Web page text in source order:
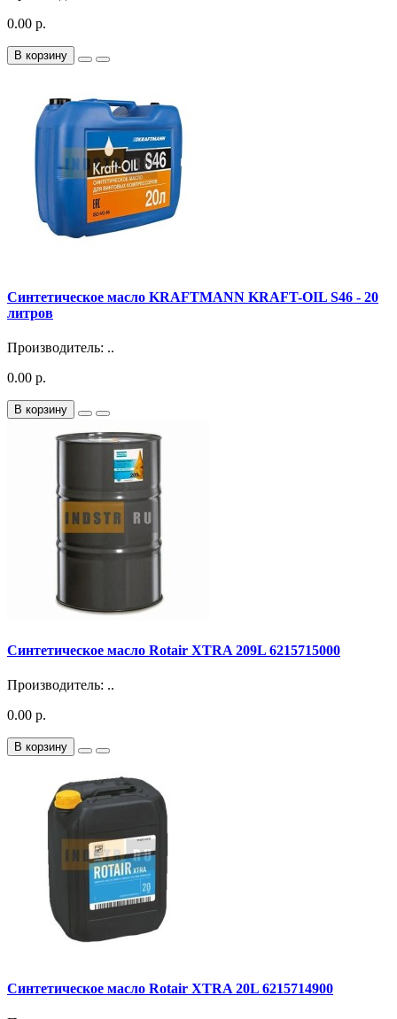
0.00 р.
В корзину
Синтетическое масло KRAFTMANN KRAFT-OIL S46 - 20
литров
Производитель: ..
0.00 р.
В корзину
Синтетическое масло Rotair XTRA 209L 6215715000
Производитель: ..
0.00 р.
В корзину
Синтетическое масло Rotair XTRA 20L 6215714900